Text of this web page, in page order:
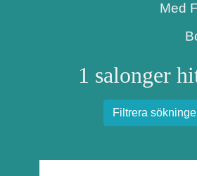
Med
1 salonger
Filtrera